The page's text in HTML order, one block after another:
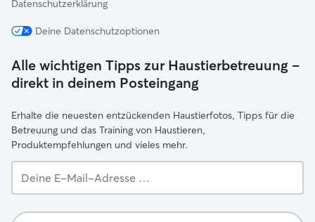
Datenschutzerklärung
Deine Datenschutzoptionen
Alle wichtigen Tipps zur Haustierbetreuung –
direkt in deinem Posteingang
Erhalte die neuesten entzückenden Haustierfotos, Tipps für die
Betreuung und das Training von Haustieren,
Produktempfehlungen und vieles mehr.
E-
Adresse …